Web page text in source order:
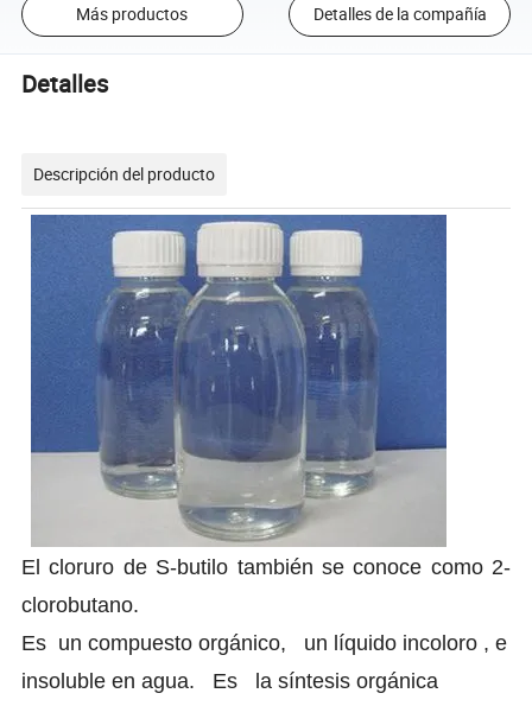
Más productos Detalles de la compañía
Detalles
Descripción del producto
El cloruro de S-butilo también se conoce como2-
clorobutano.
Es un compuesto orgánico, un líquido incoloro , e
insoluble en agua.
Es
la síntesis orgánica